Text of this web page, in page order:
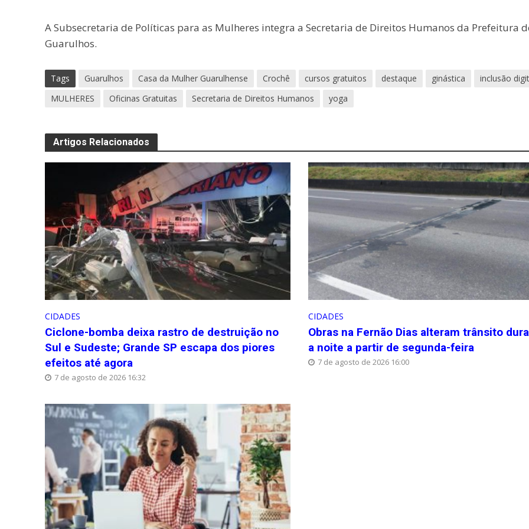
A Subsecretaria de Políticas para as Mulheres integra a Secretaria de Direitos Humanos da Prefeitura
Guarulhos.
Tags Guarulhos Casa da Mulher Guarulhense Crochê cursos gratuitos destaque ginástica
inclusão
MULHERES
Oficinas Gratuitas Secretaria de Direitos Humanos yoga
Artigos Relacionados
CIDADES
Ciclone-bomba deixa rastro de destruição no
Sul e Sudeste; Grande SP escapa dos piores
efeitos até agora
7 de agosto de 2026 16:32
CIDADES
Obras na Fernão Dias alteram trânsito
a noite a partir de segunda-feira
7 de agosto de 2026 16:00